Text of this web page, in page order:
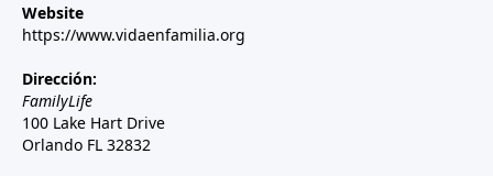
Website
https://www.vidaenfamilia.org
Dirección:
FamilyLife
100 Lake Hart Drive
Orlando FL 32832